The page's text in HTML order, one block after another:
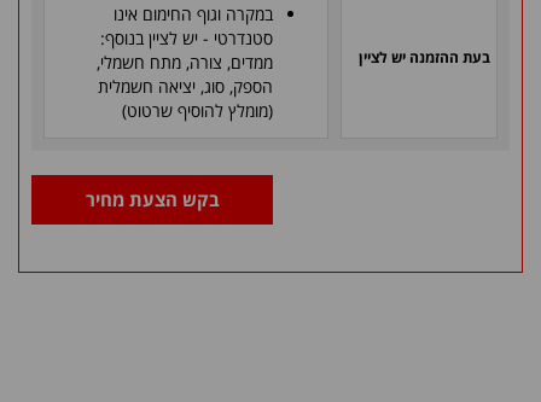
בעת ההזמנה יש לציין
במקרה וגוף החימום אינו
סטנדרטי - יש לציין בנוסף:
ממדים, צורה, מתח חשמלי,
הספק, סוג, יציאה חשמלית
(מומלץ להוסיף שרטוט)
בקש הצעת מחיר